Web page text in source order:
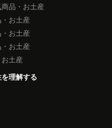
品・お土産
お土産
お土産
お土産
土産
理解する